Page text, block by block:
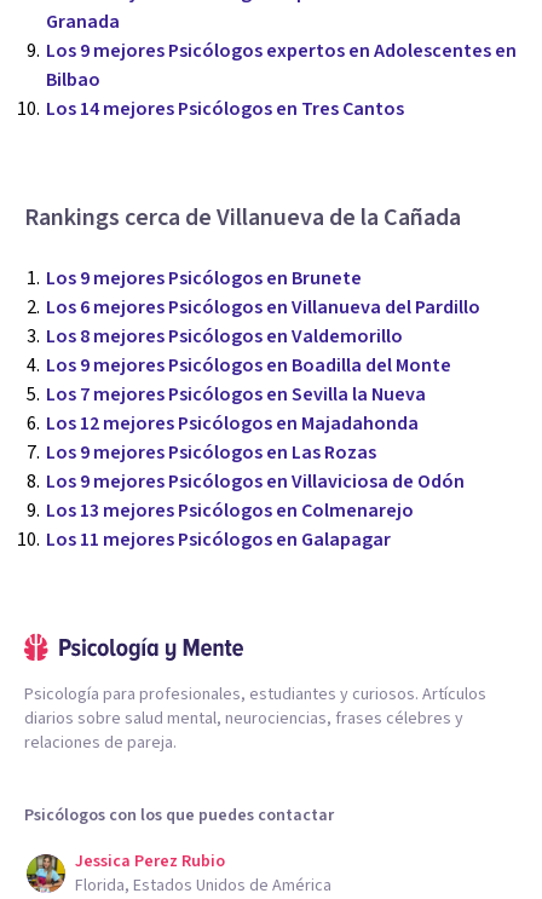
Granada
Los 9 mejores Psicólogos expertos en Adolescentes en
Bilbao
Los 14 mejores Psicólogos en Tres Cantos
Rankings cerca de Villanueva de la Cañada
Los 9 mejores Psicólogos en Brunete
Los 6 mejores Psicólogos en Villanueva del Pardillo
Los 8 mejores Psicólogos en Valdemorillo
Los 9 mejores Psicólogos en Boadilla del Monte
Los 7 mejores Psicólogos en Sevilla la Nueva
Los 12 mejores Psicólogos en Majadahonda
Los 9 mejores Psicólogos en Las Rozas
Los 9 mejores Psicólogos en Villaviciosa de Odón
Los 13 mejores Psicólogos en Colmenarejo
Los 11 mejores Psicólogos en Galapagar
Psicología para profesionales, estudiantes y curiosos. Artículos
diarios sobre salud mental, neurociencias, frases célebres y
relaciones de pareja.
Psicólogos con los que puedes contactar
Jessica Perez Rubio
Florida, Estados Unidos de América